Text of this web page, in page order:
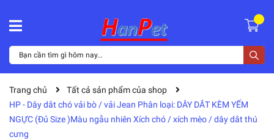
Trang chủ
Tất cả sản phẩm của shop
HP - Dây dắt chó vải bò / vải Jean Phân loại: DÂY DẮT KÈM YẾM
NGỰC (Đủ Size )Màu ngẫu nhiên Xích chó / xích mèo / dây dắt thú
cưng